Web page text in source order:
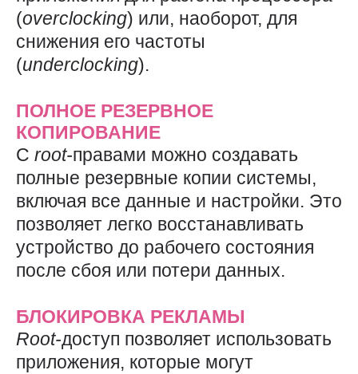
(overclocking) или, наоборот, для
снижения его частоты
(underclocking).
ПОЛНОЕ РЕЗЕРВНОЕ
КОПИРОВАНИЕ
С root-правами можно создавать
полные резервные копии системы,
включая все данные и настройки. Это
позволяет легко восстанавливать
устройство до рабочего состояния
после сбоя или потери данных.
БЛОКИРОВКА РЕКЛАМЫ
Root-доступ позволяет использовать
приложения, которые могут